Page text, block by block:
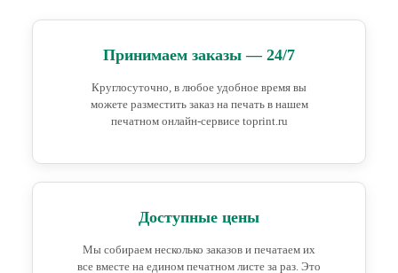
Принимаем заказы — 24/7
Круглосуточно, в любое удобное время вы
можете разместить заказ на печать в нашем
печатном онлайн-сервисе toprint.ru
Доступные цены
Мы собираем несколько заказов и печатаем их
все вместе на едином печатном листе за раз. Это